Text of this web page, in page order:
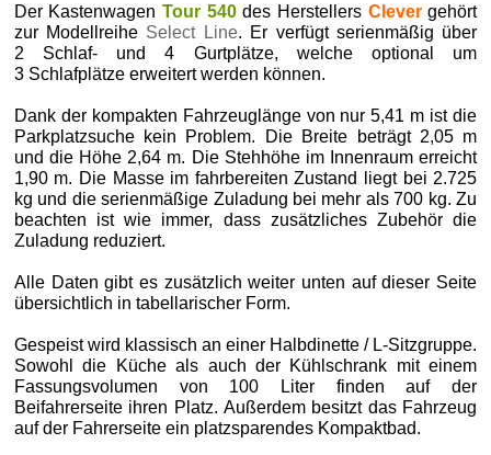
Der KastenwagenTour 540des Herstellers Clevergehört
zur Modellreihe Select Line. Er verfügt serienmäßig über
2 Schlaf- und 4 Gurtplätze, welche optional um
3 Schlafplätze erweitert werden können.
Dank der kompakten Fahrzeuglänge von nur 5,41 m ist die
Parkplatzsuche kein Problem. Die Breite beträgt 2,05 m
und die Höhe 2,64 m. Die Stehhöhe im Innenraum erreicht
1,90 m. Die Masse im fahrbereiten Zustand liegt bei 2.725
kg und die serienmäßige Zuladung bei mehr als 700 kg. Zu
beachten ist wie immer, dass zusätzliches Zubehör die
Zuladung reduziert.
Alle Daten gibt es zusätzlich weiter unten auf dieser Seite
übersichtlich in tabellarischer Form.
Gespeist wird klassisch an einer Halbdinette / L-Sitzgruppe.
Sowohl die Küche als auch der Kühlschrank mit einem
Fassungsvolumen von 100 Liter finden auf der
Beifahrerseite ihren Platz. Außerdem besitzt das Fahrzeug
auf der Fahrerseite ein platzsparendes Kompaktbad.